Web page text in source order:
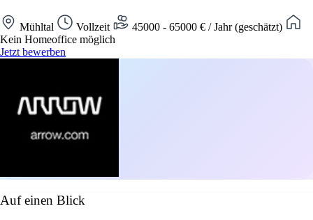
Mühltal Vollzeit
45000 - 65000 € / Jahr (geschätzt)
Kein Homeoffice möglich
Jetzt bewerben
Auf einen Blick